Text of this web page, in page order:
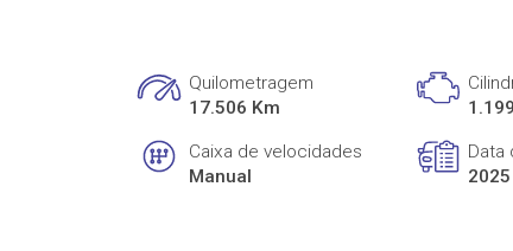
Quilometragem
17.506 Km
Caixa de velocidades
Manual
Data